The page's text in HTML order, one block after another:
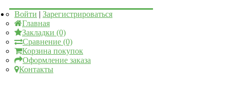
Войти | Зарегистрироваться
Главная
Закладки (0)
Сравнение (0)
Корзина покупок
Оформление заказа
Контакты